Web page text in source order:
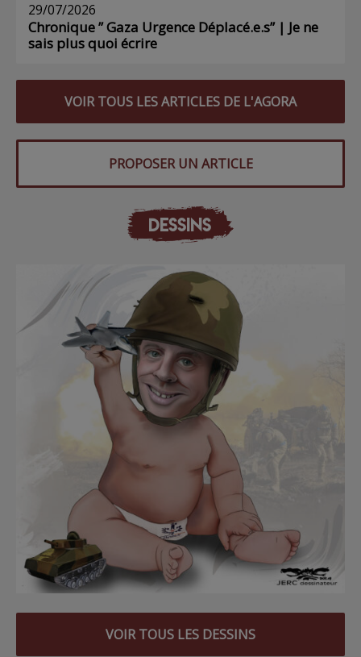
29/07/2026
Chronique ” Gaza Urgence Déplacé.e.s” | Je ne
sais plus quoi écrire
VOIR TOUS LES ARTICLES DE L'AGORA
PROPOSER UN ARTICLE
DESSINS
VOIR TOUS LES DESSINS